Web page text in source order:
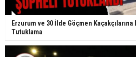
Erzurum ve 30 İlde Göçmen Kaçakçılarına
Tutuklama